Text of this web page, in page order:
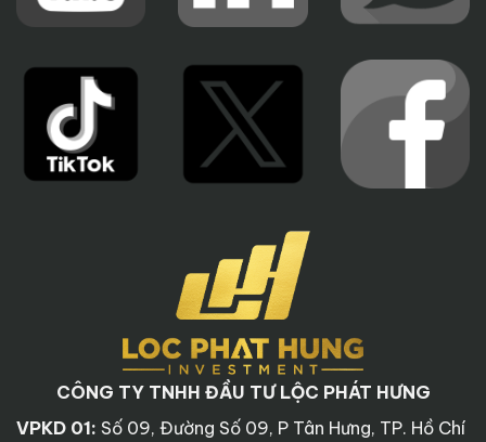
CÔNG TY TNHH ĐẦU TƯ LỘC PHÁT HƯNG
VPKD 01: Số 09, Đường Số 09, P Tân Hưng, TP. Hồ Chí